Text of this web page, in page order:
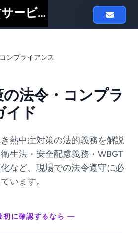
熱中症予防サービスheat119
ンプライアンス
法令・コンプラ
イド
熱中症対策の法的義務を解説
生法・安全配慮義務・WBGT
など、現場での法令遵守に必
います。
に確認するなら —